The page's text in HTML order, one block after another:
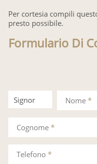
Per cortesia compili
presto possibile.
Formulario Di
Signor
Signora
Nome*
Telefono*
Cognome*